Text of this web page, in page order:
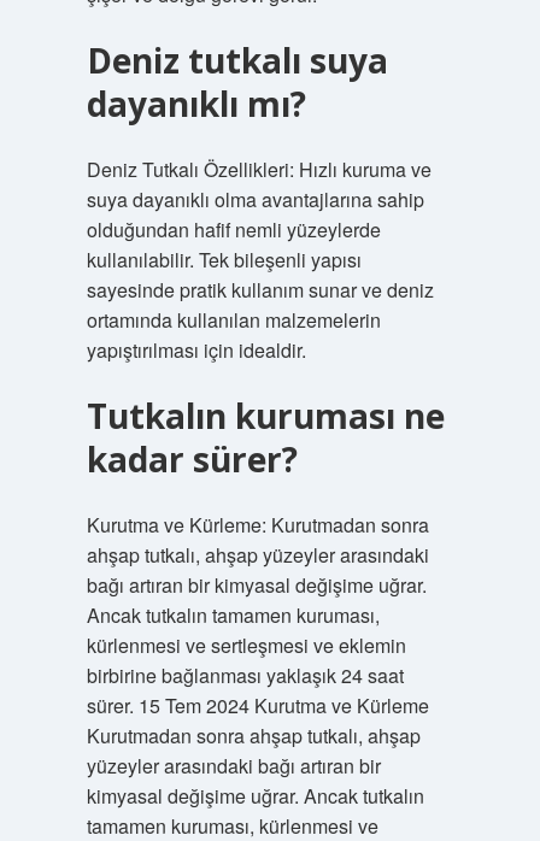
Deniz tutkalı suya
dayanıklı mı?
Deniz Tutkalı Özellikleri: Hızlı kuruma ve
suya dayanıklı olma avantajlarına sahip
olduğundan hafif nemli yüzeylerde
kullanılabilir. Tek bileşenli yapısı
sayesinde pratik kullanım sunar ve deniz
ortamında kullanılan malzemelerin
yapıştırılması için idealdir.
Tutkalın kuruması ne
kadar sürer?
Kurutma ve Kürleme: Kurutmadan sonra
ahşap tutkalı, ahşap yüzeyler arasındaki
bağı artıran bir kimyasal değişime uğrar.
Ancak tutkalın tamamen kuruması,
kürlenmesi ve sertleşmesi ve eklemin
birbirine bağlanması yaklaşık 24 saat
sürer. 15 Tem 2024 Kurutma ve Kürleme
Kurutmadan sonra ahşap tutkalı, ahşap
yüzeyler arasındaki bağı artıran bir
kimyasal değişime uğrar. Ancak tutkalın
tamamen kuruması, kürlenmesi ve